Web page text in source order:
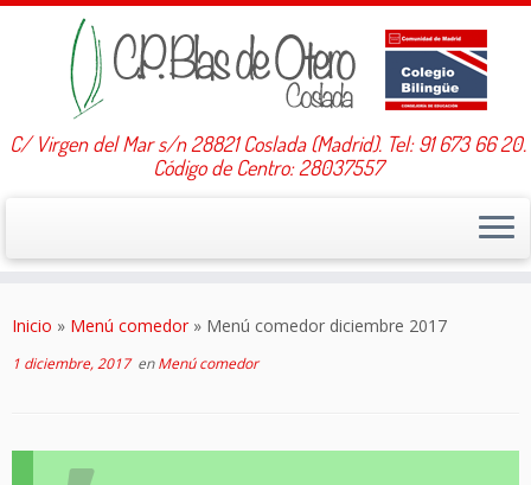
C/ Virgen del Mar s/n 28821 Coslada (Madrid). Tel: 91 673 66 20.
Código de Centro: 28037557
Inicio » Menú comedor » Menú comedor diciembre 2017
1 diciembre, 2017enMenú comedor